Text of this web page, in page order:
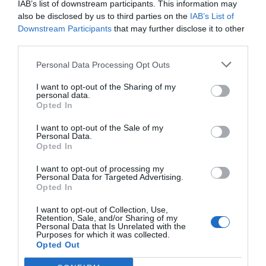
IAB’s list of downstream participants. This information may
also be disclosed by us to third parties on the IAB’s List of
Downstream Participants that may further disclose it to other
Personal Data Processing Opt Outs
I want to opt-out of the Sharing of my
personal data.
Opted In
I want to opt-out of the Sale of my
Personal Data.
Opted In
I want to opt-out of processing my
Personal Data for Targeted Advertising.
Opted In
I want to opt-out of Collection, Use,
Retention, Sale, and/or Sharing of my
Personal Data that Is Unrelated with the
Purposes for which it was collected.
Opted Out
sokféleképp megvalósítható. Lehet például
fűkaszálék, kéregdarabok, de akár élő mulcs
talajt, és amikor levágjuk és a talajon
hagyjuk, tápanyagot ad vissza a földnek.
FONTOS TANÁCS MÉG, HOGY NE
NYÍRJUK RÖVIDRE NYÁRON A FÜVET!
hosszabb fű megtartja a nedvességet. Július
végére látványos lesz a különbség: a
hosszabb gyep zöld marad locsolás nélkül is,
míg a rövid hamar kiszárad.
Sólyom Barbara, tájépítész